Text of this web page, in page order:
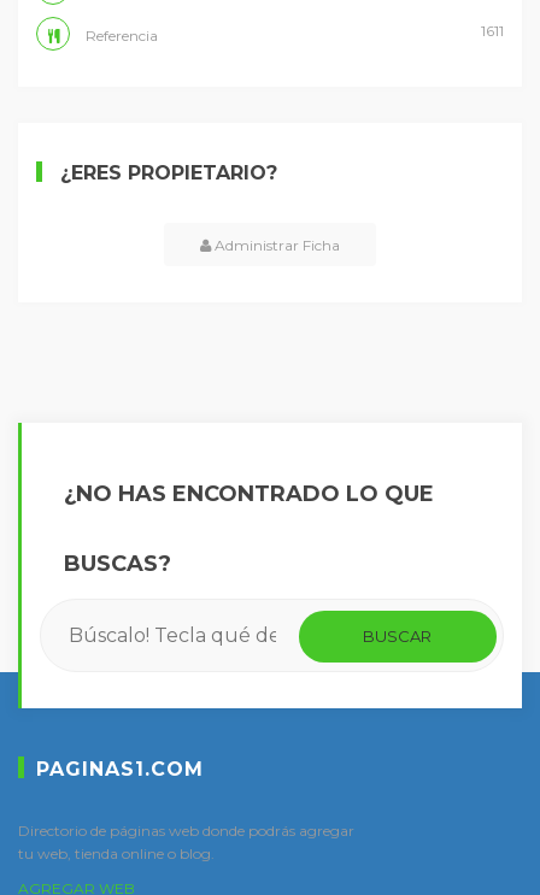
Referencia 1611
¿ERES PROPIETARIO?
Administrar Ficha
¿NO HAS ENCONTRADO LO QUE
BUSCAS?
PAGINAS1.COM
Directorio de páginas web donde podrás agregar
tu web, tienda online o blog.
AGREGAR WEB